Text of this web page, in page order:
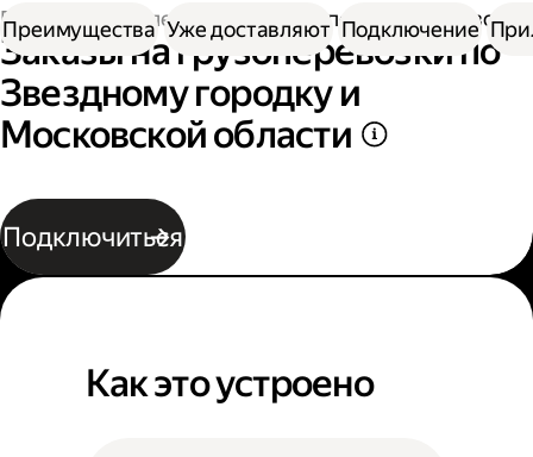
Работа водителем Заказы на перевозку грузов
Заказы на грузоперевозки по
Звездному городку и
Московской области
Подключиться
Преимущества Уже доставляют Подключение
Как это устроено